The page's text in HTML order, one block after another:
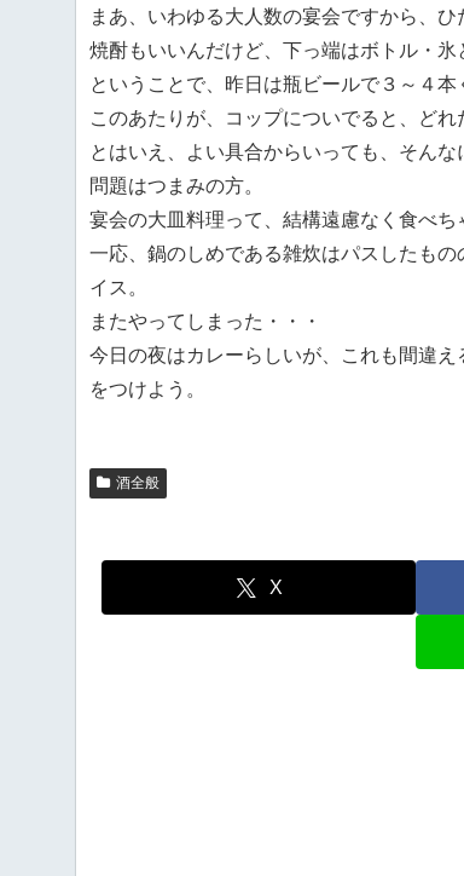
まあ、いわゆる大人数の宴会ですから、ひ
焼酎もいいんだけど、下っ端はボトル・氷
ということで、昨日は瓶ビールで３～４本
このあたりが、コップについでると、どれ
とはいえ、よい具合からいっても、そんな
問題はつまみの方。
宴会の大皿料理って、結構遠慮なく食べち
一応、鍋のしめである雑炊はパスしたも
イス。
またやってしまった・・・
今日の夜はカレーらしいが、これも間違
をつけよう。
酒全般
X